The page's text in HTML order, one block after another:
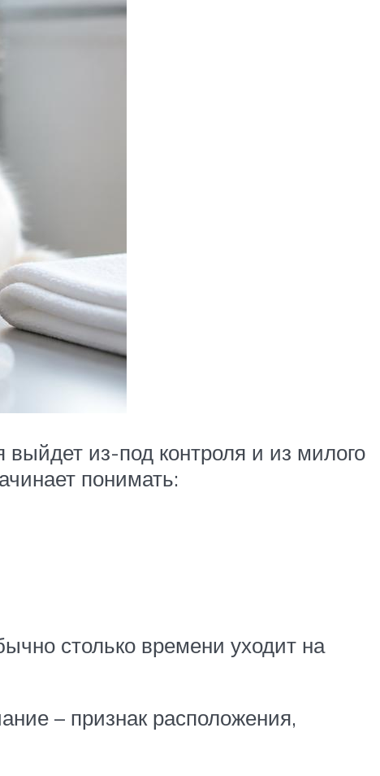
из-под контроля и из милого
понимать:
столько времени уходит на
– признак расположения,